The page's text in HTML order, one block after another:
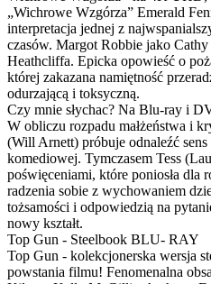
„Wichrowe Wzgórza” Emerald
interpretacja jednej z
czasów. Margot Robbie jako
Heathcliffa. Epicka opowieść o
której zakazana namiętność
odurzającą i toksyczną.
Czy mnie słychac? Na Blu-ray i
W obliczu rozpadu małżeństwa i
(Will Arnett) próbuje odnaleźć
komediowej. Tymczasem Tess
poświęceniami, które poniosła dla
radzenia sobie z wychowaniem
tożsamości i odpowiedzią na
nowy kształt.
Top Gun - Steelbook BLU- RAY
Top Gun - kolekcjonerska wersja
powstania filmu! Fenomenalna